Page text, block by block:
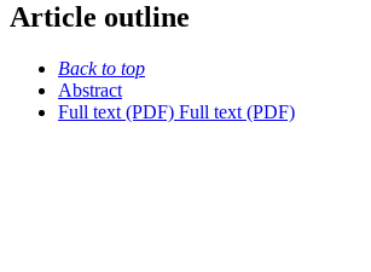
Article outline
Back to top
Abstract
Full text (PDF) Full text (PDF)